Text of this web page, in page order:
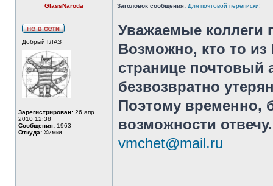
GlassNaroda Заголовок сообщения: Для почтовой переписки!
Добрый ГЛАЗ
Зарегистрирован: 26 апр
2010 12:38
Сообщения: 1963
Откуда: Химки
Уважаемые коллеги
Возможно, кто то из
странице почтовый
безвозвратно
Поэтому временно,
возможности отвечу.
vmchet@mail.ru